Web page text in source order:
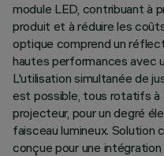
module LED, contribuant à
produit et à réduire les
optique comprend un
hautes performances avec
L'utilisation simultanée de
est possible, tous rotatifs à
projecteur, pour un degré
faisceau lumineux.
conçue pour une